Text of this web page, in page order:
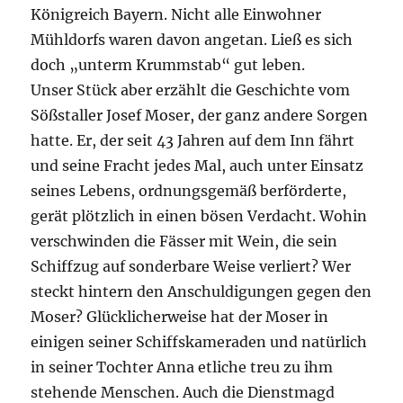
Königreich Bayern. Nicht alle Einwohner
Mühldorfs waren davon angetan. Ließ es sich
doch „unterm Krummstab“ gut leben.
Unser Stück aber erzählt die Geschichte vom
Sößstaller Josef Moser, der ganz andere Sorgen
hatte. Er, der seit 43 Jahren auf dem Inn fährt
und seine Fracht jedes Mal, auch unter Einsatz
seines Lebens, ordnungsgemäß berförderte,
gerät plötzlich in einen bösen Verdacht. Wohin
verschwinden die Fässer mit Wein, die sein
Schiffzug auf sonderbare Weise verliert? Wer
steckt hintern den Anschuldigungen gegen den
Moser? Glücklicherweise hat der Moser in
einigen seiner Schiffskameraden und natürlich
in seiner Tochter Anna etliche treu zu ihm
stehende Menschen. Auch die Dienstmagd